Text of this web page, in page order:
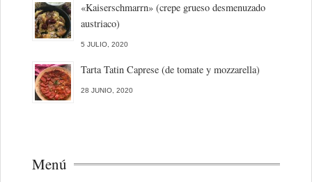
«Kaiserschmarrn» (crepe grueso desmenuzado
austriaco)
5 JULIO, 2020
Tarta Tatin Caprese (de tomate y mozzarella)
28 JUNIO, 2020
Menú